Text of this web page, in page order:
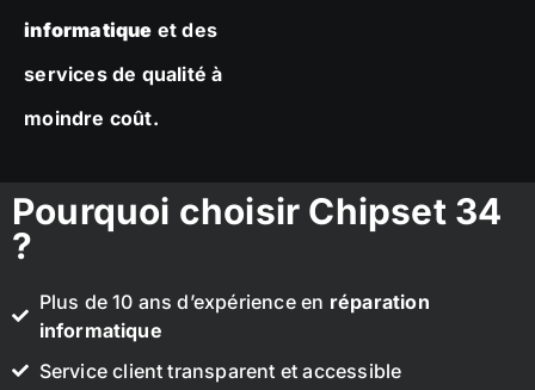
informatique et des
services de qualité à
moindre coût.
Pourquoi choisir Chipset 34
?
Plus de 10 ans d’expérience en réparation
informatique
Service client transparent et accessible